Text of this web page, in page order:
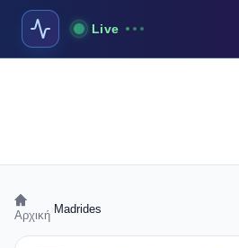
Live
Αρχική Madrides